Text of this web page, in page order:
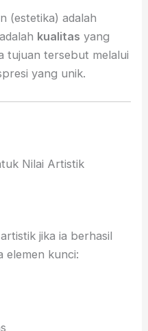
(estetika) adalah
adalah kualitas yang
tujuan tersebut melalui
yang unik.
Nilai Artistik
jika ia berhasil
elemen kunci: